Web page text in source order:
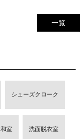
一覧
シューズクローク
和室 洗面脱衣室